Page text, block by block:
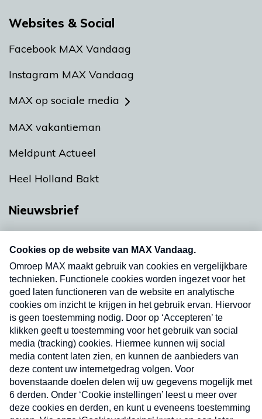
Websites & Social
Facebook MAX Vandaag
Instagram MAX Vandaag
MAX op sociale media
MAX vakantieman
Meldpunt Actueel
Heel Holland Bakt
Nieuwsbrief
nieuwsbrief. Elke vrijdag- en dinsdagochtend in
uw mailbox.
Verzend
Nieuwsbrief